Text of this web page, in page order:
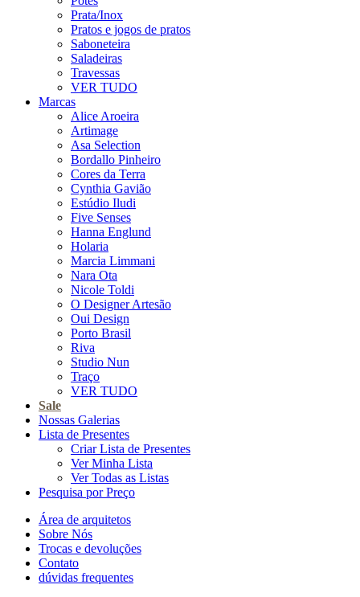
Prata/Inox
Pratos e jogos de pratos
Saboneteira
Saladeiras
Travessas
VER TUDO
Marcas
Alice Aroeira
Artimage
Asa Selection
Bordallo Pinheiro
Cores da Terra
Cynthia Gavião
Estúdio Iludi
Five Senses
Hanna Englund
Holaria
Marcia Limmani
Nara Ota
Nicole Toldi
O Designer Artesão
Oui Design
Porto Brasil
Riva
Studio Nun
Traço
VER TUDO
Sale
Nossas Galerias
Lista de Presentes
Criar Lista de Presentes
Ver Minha Lista
Ver Todas as Listas
Pesquisa por Preço
Área de arquitetos
Sobre Nós
Trocas e devoluções
Contato
dúvidas frequentes